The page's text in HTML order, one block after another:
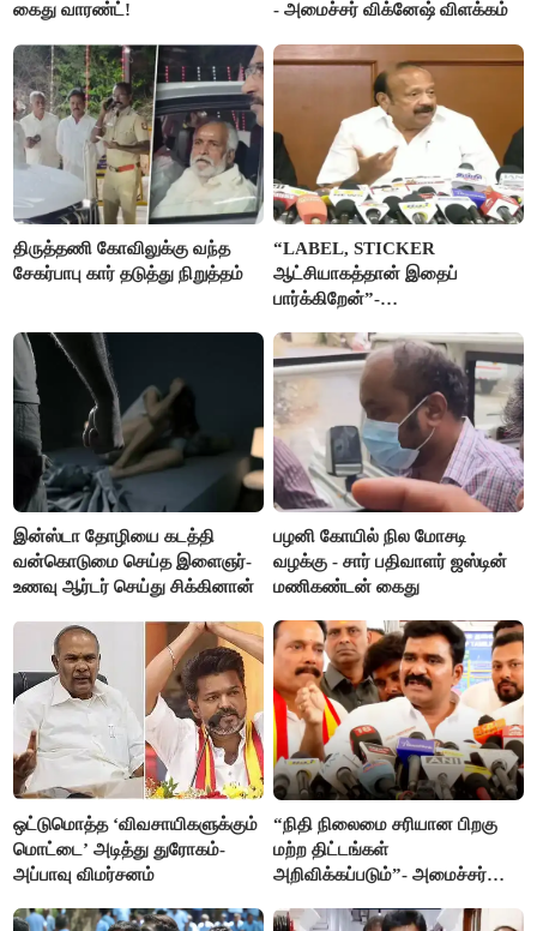
கைது வாரண்ட்!
- அமைச்சர் விக்னேஷ் விளக்கம்
திருத்தணி கோவிலுக்கு வந்த
சேகர்பாபு கார் தடுத்து நிறுத்தம்
“LABEL, STICKER
ஆட்சியாகத்தான் இதைப்
பார்க்கிறேன்”-
இன்ஸ்டா தோழியை கடத்தி
வன்கொடுமை செய்த இளைஞர்-
உணவு ஆர்டர் செய்து சிக்கினான்
பழனி கோயில் நில மோசடி
வழக்கு - சார் பதிவாளர் ஜஸ்டின்
மணிகண்டன் கைது
ஒட்டுமொத்த ‘விவசாயிகளுக்கும்
மொட்டை’ அடித்து துரோகம்-
அப்பாவு விமர்சனம்
“நிதி நிலைமை சரியான பிறகு
மற்ற திட்டங்கள்
அறிவிக்கப்படும்”- அமைச்சர்